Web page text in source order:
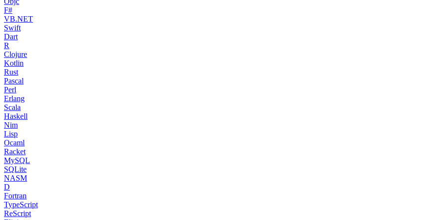
F#
VB.NET
Swift
Dart
R
Clojure
Kotlin
Rust
Pascal
Perl
Erlang
Scala
Haskell
Nim
Lisp
Ocaml
Racket
MySQL
SQLite
NASM
D
Fortran
TypeScript
ReScript